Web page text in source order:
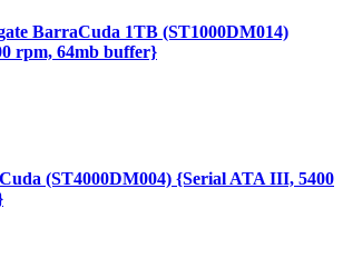
BarraCuda 1TB (ST1000DM014)
rpm, 64mb buffer}
(ST4000DM004) {Serial ATA III, 5400